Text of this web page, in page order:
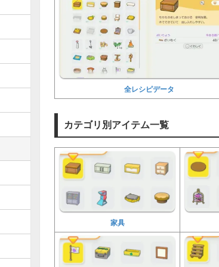
全レシピデータ
カテゴリ別アイテム一覧
家具